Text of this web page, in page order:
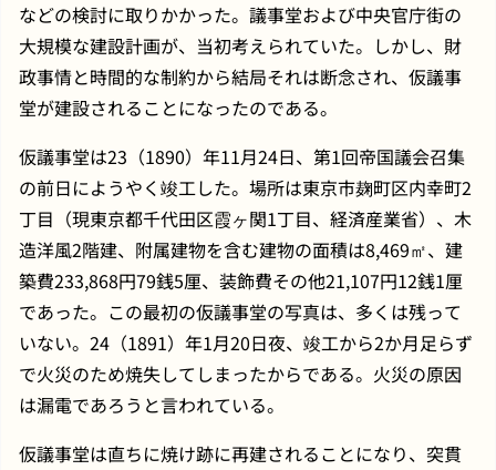
などの検討に取りかかった。議事堂および中央官庁街の
大規模な建設計画が、当初考えられていた。しかし、財
政事情と時間的な制約から結局それは断念され、仮議事
堂が建設されることになったのである。
仮議事堂は23（1890）年11月24日、第1回帝国議会召集
の前日にようやく竣工した。場所は東京市麹町区内幸町2
丁目（現東京都千代田区霞ヶ関1丁目、経済産業省）、木
造洋風2階建、附属建物を含む建物の面積は8,469㎡、建
築費233,868円79銭5厘、装飾費その他21,107円12銭1厘
であった。この最初の仮議事堂の写真は、多くは残って
いない。24（1891）年1月20日夜、竣工から2か月足らず
で火災のため焼失してしまったからである。火災の原因
は漏電であろうと言われている。
仮議事堂は直ちに焼け跡に再建されることになり、突貫